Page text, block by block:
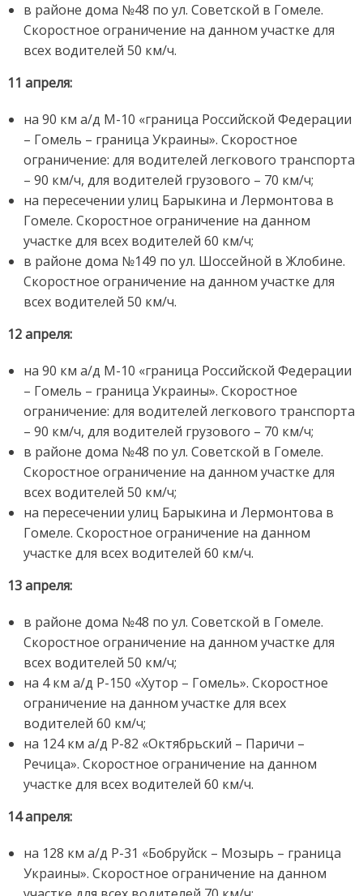
в районе дома №48 по ул. Советской в Гомеле.
Скоростное ограничение на данном участке для
всех водителей 50 км/ч.
11 апреля:
на 90 км а/д М-10 «граница Российской Федерации
– Гомель – граница Украины». Скоростное
ограничение: для водителей легкового транспорта
– 90 км/ч, для водителей грузового – 70 км/ч;
на пересечении улиц Барыкина и Лермонтова в
Гомеле. Скоростное ограничение на данном
участке для всех водителей 60 км/ч;
в районе дома №149 по ул. Шоссейной в Жлобине.
Скоростное ограничение на данном участке для
всех водителей 50 км/ч.
12 апреля:
на 90 км а/д М-10 «граница Российской Федерации
– Гомель – граница Украины». Скоростное
ограничение: для водителей легкового транспорта
– 90 км/ч, для водителей грузового – 70 км/ч;
в районе дома №48 по ул. Советской в Гомеле.
Скоростное ограничение на данном участке для
всех водителей 50 км/ч;
на пересечении улиц Барыкина и Лермонтова в
Гомеле. Скоростное ограничение на данном
участке для всех водителей 60 км/ч.
13 апреля:
в районе дома №48 по ул. Советской в Гомеле.
Скоростное ограничение на данном участке для
всех водителей 50 км/ч;
на 4 км а/д Р-150 «Хутор – Гомель». Скоростное
ограничение на данном участке для всех
водителей 60 км/ч;
на 124 км а/д Р-82 «Октябрьский – Паричи –
Речица». Скоростное ограничение на данном
участке для всех водителей 60 км/ч.
14 апреля:
на 128 км а/д Р-31 «Бобруйск – Мозырь – граница
Украины». Скоростное ограничение на данном